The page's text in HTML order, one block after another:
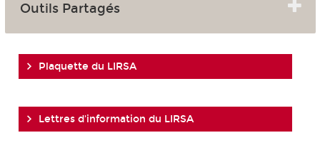
Outils Partagés
Plaquette du LIRSA
Lettres d'information du LIRSA